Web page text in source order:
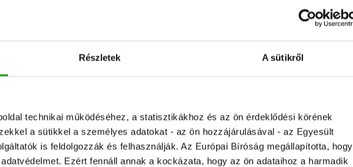
Részletek A sütikről
technikai működéséhez, a statisztikákhoz és az ön érdeklődési körének
a sütikkel a személyes adatokat - az ön hozzájárulásával - az Egyesült
is feldolgozzák és felhasználják. Az Európai Bíróság megállapította, hogy
Ezért fennáll annak a kockázata, hogy az ön adataihoz a harmadik